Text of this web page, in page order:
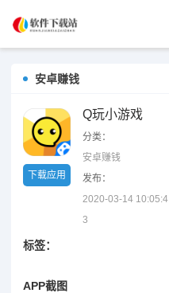
安卓赚钱
下载应用
Q玩小游戏
分类：
安卓赚钱
发布：
2020-03-14 10:05:4
3
标签：
APP截图